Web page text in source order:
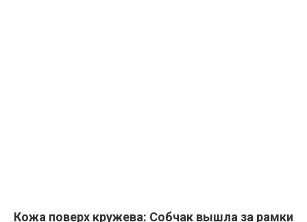
Кожа поверх кружева: Собчак вышла за рамки